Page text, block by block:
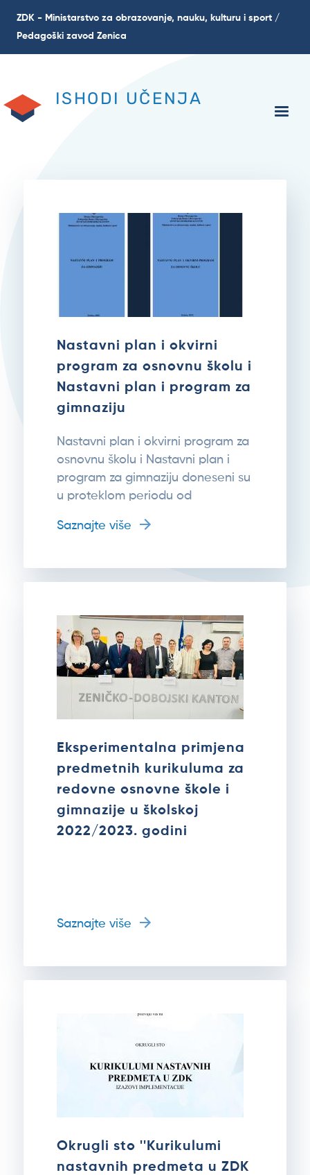
ZDK - Ministarstvo za obrazovanje, nauku, kulturu i sport /
Pedagoški zavod Zenica
ISHODI UČENJA
Nastavni plan i okvirni
program za osnovnu školu i
Nastavni plan i program za
gimnaziju
Nastavni plan i okvirni program za
osnovnu školu i Nastavni plan i
program za gimnaziju doneseni su
u proteklom periodu od
Saznajte više
Eksperimentalna primjena
predmetnih kurikuluma za
redovne osnovne škole i
gimnazije u školskoj
2022/2023. godini
Saznajte više
Okrugli sto ''Kurikulumi
nastavnih predmeta u ZDK